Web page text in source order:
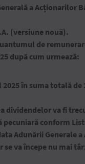
a Acționarilor
(versiune nouă).
de
după cum urmează:
în suma totală de
dividendelor va fi
pecuniară conform
Adunării Generale
va începe nu mai